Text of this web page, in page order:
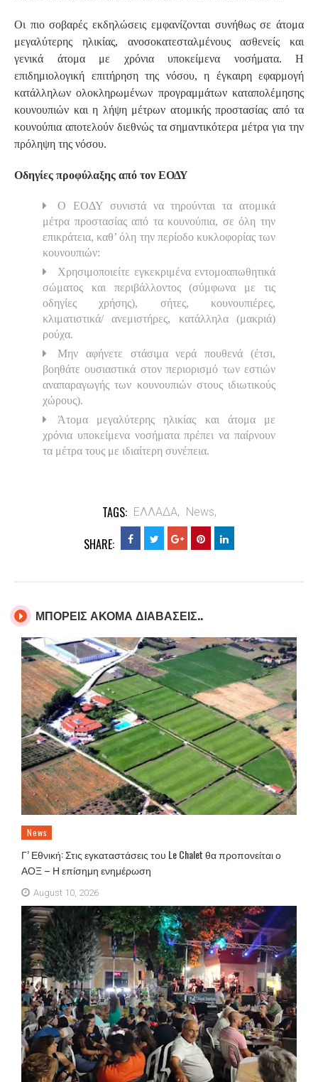
Οι πιο σοβαρές εκδηλώσεις εμφανίζονται συνήθως σε άτομα
μεγαλύτερης ηλικίας, ανοσοκατεσταλμένους ασθενείς και
γενικά άτομα με χρόνια υποκείμενα νοσήματα. Η
επιδημιολογική επιτήρηση της νόσου, η έγκαιρη εφαρμογή
κατάλληλων ολοκληρωμένων προγραμμάτων καταπολέμησης
κουνουπιών και η λήψη μέτρων ατομικής προστασίας από τα
κουνούπια αποτελούν διεθνώς τα σημαντικότερα μέτρα για την
πρόληψη της νόσου.
Οδηγίες προφύλαξης από τον ΕΟΔΥ
Ο ΕΟΔΥ συνιστά να τηρούνται τα ατομικά
μέτρα προστασίας από τα κουνούπια, σε όλη την
επικράτεια, καθ’ όλη την περίοδο κυκλοφορίας των
κουνουπιών:
Χρησιμοποιείτε εγκεκριμένα εντομοαπωθητικά
σώματος και περιβάλλοντος (σύμφωνα με τις
οδηγίες χρήσης), σήτες, κουνουπιέρες,
κλιματιστικά/ ανεμιστήρες, κατάλληλα (μακριά)
ρούχα.
Μην αφήνετε στάσιμα νερά πουθενά (έτσι,
βοηθάτε ουσιαστικά στον περιορισμό των εστιών
αναπαραγωγής των κουνουπιών στους ιδιωτικούς
χώρους).
Άτομα μεγαλύτερης ηλικίας και άτομα με
χρόνια υποκείμενα νοσήματα πρέπει να παίρνουν
τα μέτρα τους με ιδιαίτερη συνέπεια.
TAGS: ΕΛΛΑΔΑ, News,
SHARE:
ΜΠΟΡΕΙΣ ΑΚΟΜΑ ΔΙΑΒΑΣΕΙΣ..
News
Γ’ Εθνική: Στις εγκαταστάσεις του Le Chalet θα προπονείται ο
ΑΟΞ – Η επίσημη ενημέρωση
August 10, 2026